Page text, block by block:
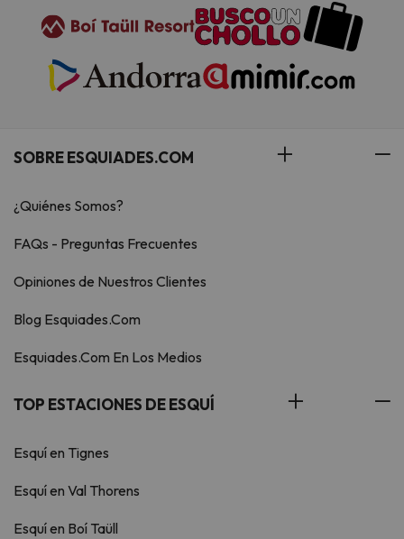
SOBRE ESQUIADES.COM
¿Quiénes Somos?
FAQs - Preguntas Frecuentes
Opiniones de Nuestros Clientes
Blog Esquiades.Com
Esquiades.Com En Los Medios
TOP ESTACIONES DE ESQUÍ
Esquí en Tignes
Esquí en Val Thorens
Esquí en Boí Taüll